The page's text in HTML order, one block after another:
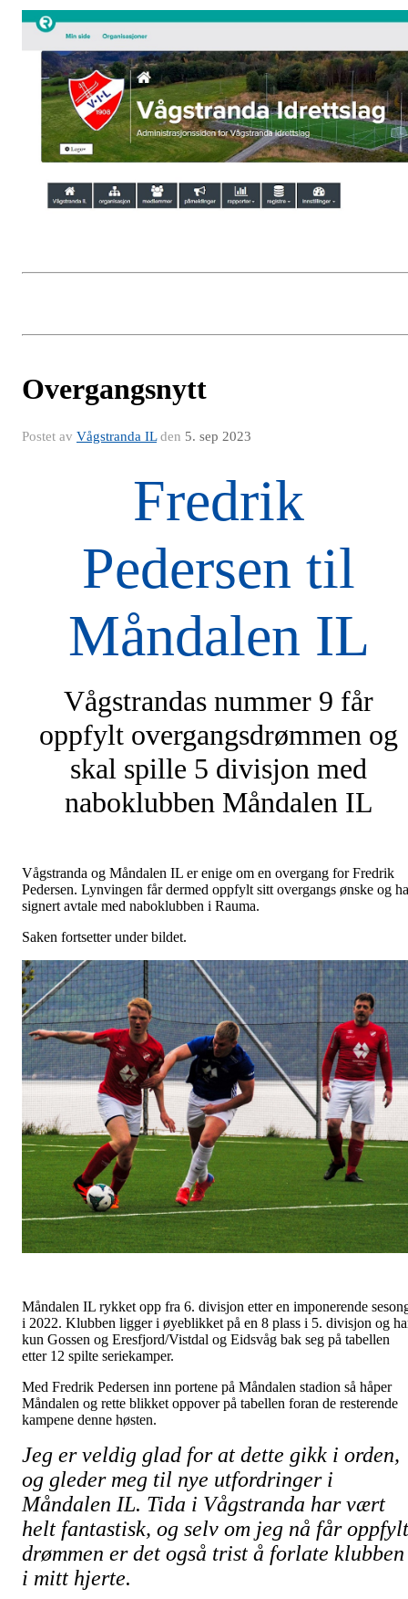
Overgangsnytt
Postet av Vågstranda ILden 5. sep 2023
Fredrik
Pedersen til
Måndalen IL
Vågstrandas nummer 9 får
oppfylt overgangsdrømmen og
skal spille 5 divisjon med
naboklubben Måndalen IL
Vågstranda og Måndalen IL er enige om en overgang for Fredrik
Pedersen. Lynvingen får dermed oppfylt sitt overgangs ønske og
signert avtale med naboklubben i Rauma.
Saken fortsetter under bildet.
Måndalen IL rykket opp fra 6. divisjon etter en imponerende
i 2022. Klubben ligger i øyeblikket på en 8 plass i 5. divisjon og
kun Gossen og Eresfjord/Vistdal og Eidsvåg bak seg på tabellen
etter 12 spilte seriekamper.
Med Fredrik Pedersen inn portene på Måndalen stadion så håper
Måndalen og rette blikket oppover på tabellen foran de resterende
kampene denne høsten.
Jeg er veldig glad for at dette gikk i orden,
og gleder meg til nye utfordringer i
Måndalen IL. Tida i Vågstranda har vært
helt fantastisk, og selv om jeg nå får oppfylt
drømmen er det også trist å forlate klubben
i mitt hjerte.